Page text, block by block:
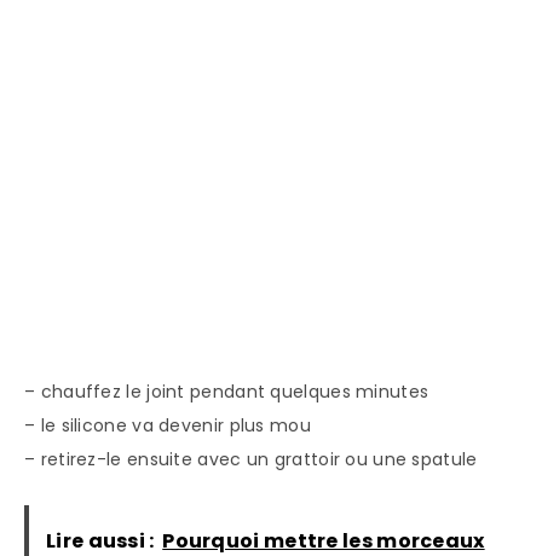
– chauffez le joint pendant quelques minutes
– le silicone va devenir plus mou
– retirez-le ensuite avec un grattoir ou une spatule
Lire aussi : Pourquoi mettre les morceaux